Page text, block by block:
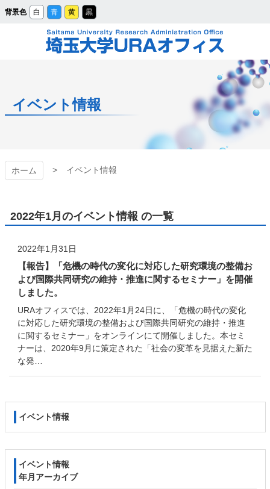
メ
イ
背景色 白 青 黄 黒
イベント情報
ホーム イベント情報
2022年1月のイベント情報 の一覧
2022年1月31日
【報告】「危機の時代の変化に対応した研究環境の整備お
よび国際共同研究の維持・推進に関するセミナー」を開催
しました。
URAオフィスでは、2022年1月24日に、「危機の時代の変化
に対応した研究環境の整備および国際共同研究の維持・推進
に関するセミナー」をオンラインにて開催しました。本セミ
ナーは、2020年9月に策定された「社会の変革を見据えた新た
な発…
テ
ジ
イベント情報
イベント情報
年月アーカイブ